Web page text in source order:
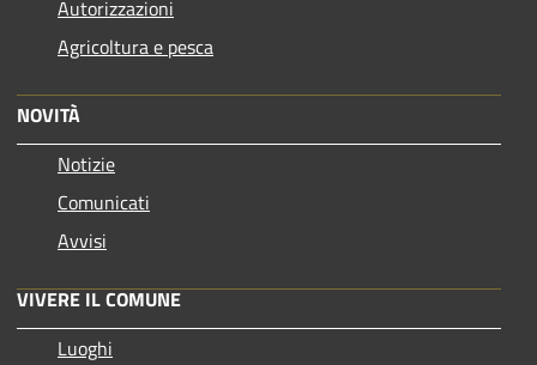
Autorizzazioni
Agricoltura e pesca
NOVITÀ
Notizie
Comunicati
Avvisi
VIVERE IL COMUNE
Luoghi